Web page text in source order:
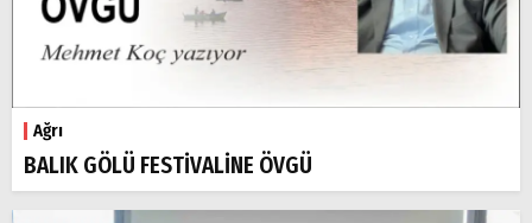
Ağrı
BALIK GÖLÜ FESTİVALİNE ÖVGÜ